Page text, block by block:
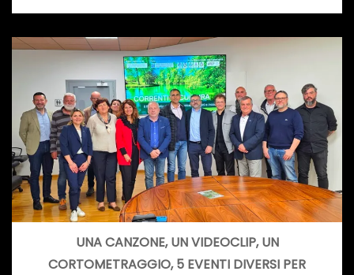
UNA CANZONE, UN VIDEOCLIP, UN
CORTOMETRAGGIO, 5 EVENTI DIVERSI PER